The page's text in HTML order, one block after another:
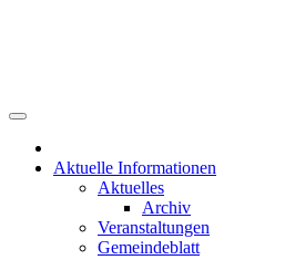
Aktuelle Informationen
Aktuelles
Archiv
Veranstaltungen
Gemeindeblatt